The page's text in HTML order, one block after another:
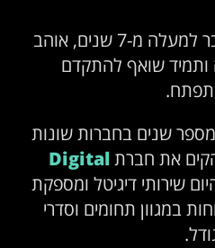
עוסק בשיווק דיגיטלי כבר למעלה מ-7 שנים, אוהב
שואף להתקדם
שנים בחברות שונות
את חברתDigital
שירותי דיגיטל ומספקת
במגוון תחומים וסדרי